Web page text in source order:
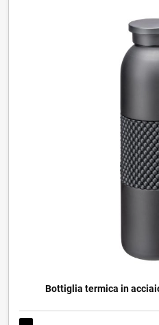
Bottiglia termica in